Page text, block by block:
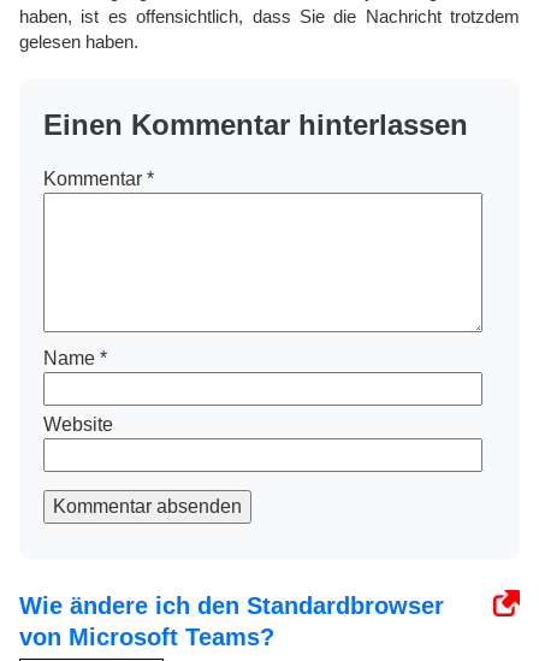
haben, ist es offensichtlich, dass Sie die Nachricht trotzdem
gelesen haben.
Einen Kommentar hinterlassen
Kommentar *
Name *
Website
Kommentar absenden
Wie ändere ich den Standardbrowser
von Microsoft Teams?